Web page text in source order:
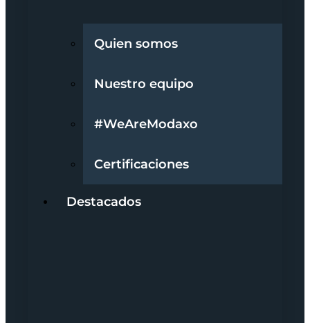
Quien somos
Nuestro equipo
#WeAreModaxo
Certificaciones
Destacados